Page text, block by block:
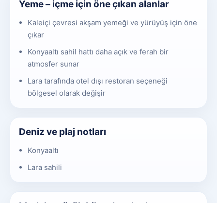
Yeme – içme için öne çıkan alanlar
Kaleiçi çevresi akşam yemeği ve yürüyüş için öne
çıkar
Konyaaltı sahil hattı daha açık ve ferah bir
atmosfer sunar
Lara tarafında otel dışı restoran seçeneği
bölgesel olarak değişir
Deniz ve plaj notları
Konyaaltı
Lara sahili